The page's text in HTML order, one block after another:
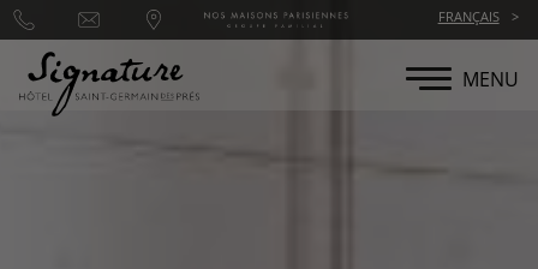
FRANÇAIS
MENU
Panneau de gestion des cookies